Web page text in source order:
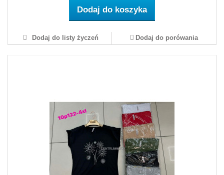
Dodaj do koszyka
Dodaj do listy życzeń Dodaj do porówania